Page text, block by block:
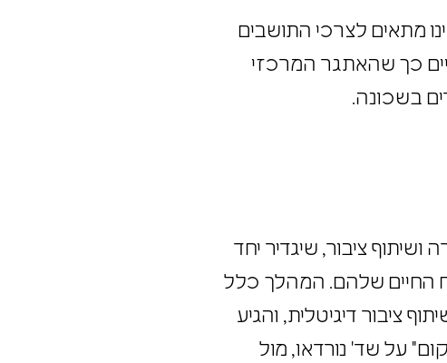
מתאים לצרכי התושבים
כך שהאתגר המרכזי
בשכונה.
ציבור, שיגדיר יחד
החיים שלהם. המהלך כלל
ציבור דיגיטלית, והגיע
על שד' נורדאו, מול